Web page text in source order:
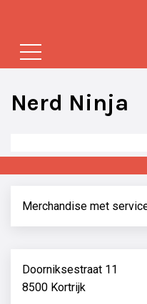
Nerd Ninja
Merchandise met
Doorniksestraat 11
8500 Kortrijk